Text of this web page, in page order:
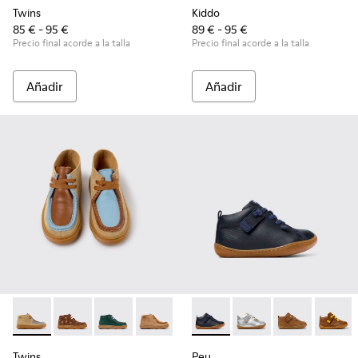
Twins
85 € - 95 €
Precio final acorde a la talla
Añadir
Kiddo
89 € - 95 €
Precio final acorde a la talla
Añadir
Twins - K900398-004 - Botines de ante y piel marrones
Twins - K900398-005
Twins - K900398-002
Twins - K900398-001
Peu - 80153-082 - Botines
Peu - 80153-120
Peu - 80153-
Peu -